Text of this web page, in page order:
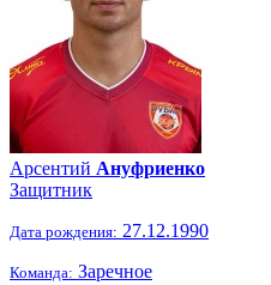
Арсентий Ануфриенко
Защитник
Дата рождения: 27.12.1990
Команда: Заречное